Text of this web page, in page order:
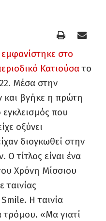
εμφανίστηκε στο
Κατιούσατο
Μέσα στην
και βγήκε η πρώτη
εγκλεισμός που
οξύνει
διογκωθεί στην
τίτλος είναι ένα
Χρόνη Μίσσιου
ταινίας
Η ταινία
τρόμου. «Μα γιατί